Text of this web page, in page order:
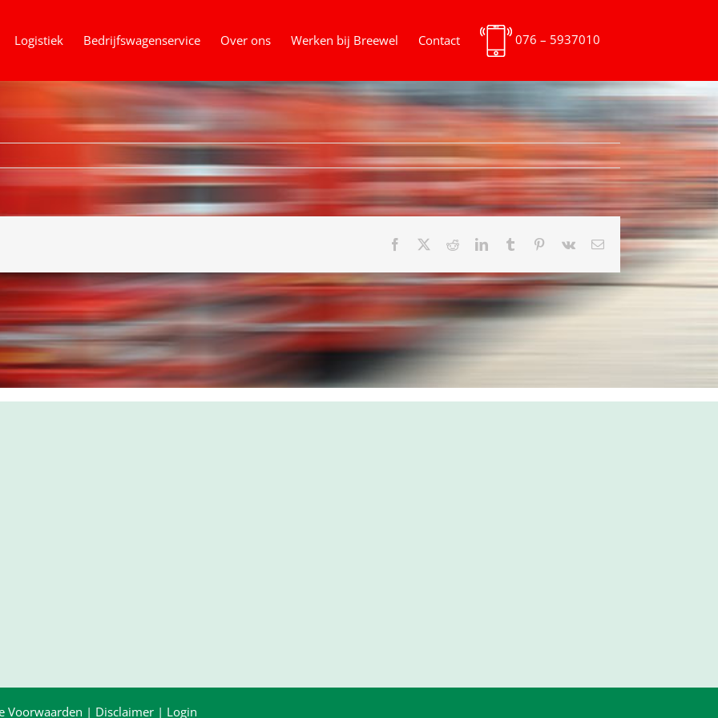
Logistiek Bedrijfswagenservice Over ons Werken bij Breewel Contact 076 – 5937010
Facebook RedditLinkedInTumblr Pinterest
Vk
E-
mail
Voorwaarden | Disclaimer | Login